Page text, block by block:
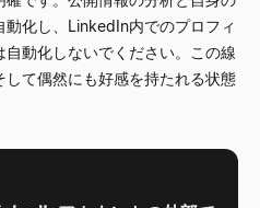
動化し、LinkedIn内でのプロフィ
動化しないでください。この線
て偶然にも好感を持たれる状態